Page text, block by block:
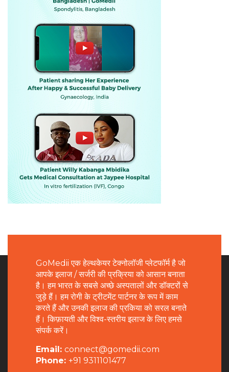
GoMedii एक हेल्थकेयर टेक्नोलॉजी प्लेटफॉर्म है जो
आपके इलाज / सर्जरी की प्रक्रिया को आसान बनाता
है। हम भारत के सबसे अच्छे अस्पतालों और डॉक्टरों से
जुड़े हैं। हम रोगी के ट्रीटमेंट पार्टनर के रूप में काम
करते हैं और उनकी इलाज की प्रकिया को सरल बनाते
हैं। किफ़ायती और विश्व-स्तरीय इलाज के लिए हमसे
संपर्क करें।
Email: connect@gomedii.com
Phone: +91 9311101477